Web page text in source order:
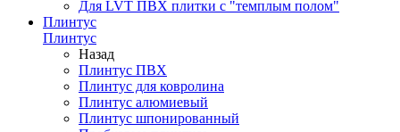
Для LVT ПВХ плитки с "темплым полом"
Плинтус
Плинтус
Назад
Плинтус ПВХ
Плинтус для ковролина
Плинтус алюмиевый
Плинтус шпонированный